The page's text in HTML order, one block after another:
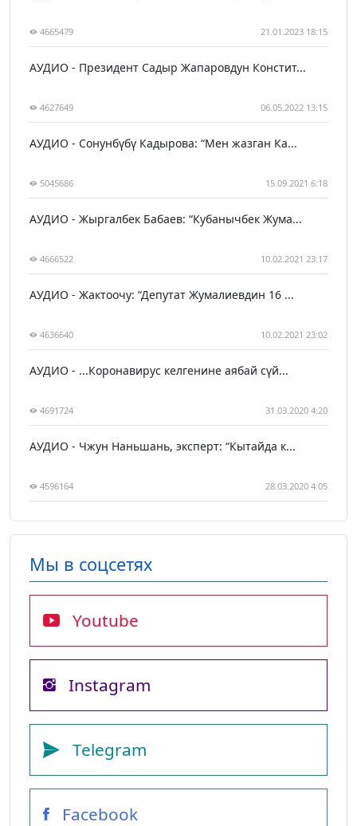
4665479 21.01.2023 18:15
АУДИО - Президент Садыр Жапаровдун Констит...
4627649 06.05.2022 13:15
АУДИО - Сонунбүбү Кадырова: “Мен жазган Ка...
5045686 15.09.2021 6:18
АУДИО - Жыргалбек Бабаев: “Кубанычбек Жума...
4666522 10.02.2021 23:17
АУДИО - Жактоочу: “Депутат Жумалиевдин 16 ...
4636640 10.02.2021 23:02
АУДИО - ...Коронавирус келгенине аябай сүй...
4691724 31.03.2020 4:20
АУДИО - Чжун Наньшань, эксперт: “Кытайда к...
4596164 28.03.2020 4:05
Мы в соцсетях
Youtube
Instagram
Telegram
Facebook